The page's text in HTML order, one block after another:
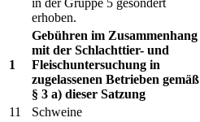
in der Gruppe 5 gesondert
erhoben.
1
Gebühren im Zusammenhang
mit der Schlachttier- und
Fleischuntersuchung in
zugelassenen Betrieben gemäß
§ 3 a) dieser Satzung
11
Schweine